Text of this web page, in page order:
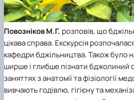
Повозніков М.Г. розповів, що
цікава справа. Екскурсія
кафедри бджільництва. Також було
ширше і глибше пізнати бджолиний
заняттях з анатомії та фізіології
вивчають годівлю, гігієну та